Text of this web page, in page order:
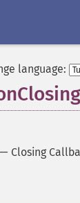
language:
— Closing